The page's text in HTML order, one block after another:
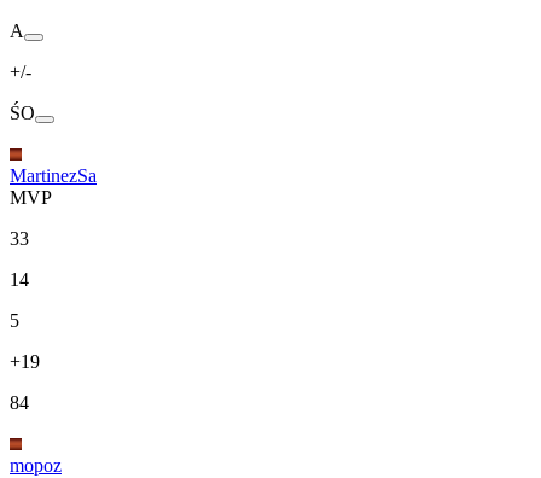
A
+/-
ŚO
MartinezSa
MVP
33
14
5
+19
84
mopoz